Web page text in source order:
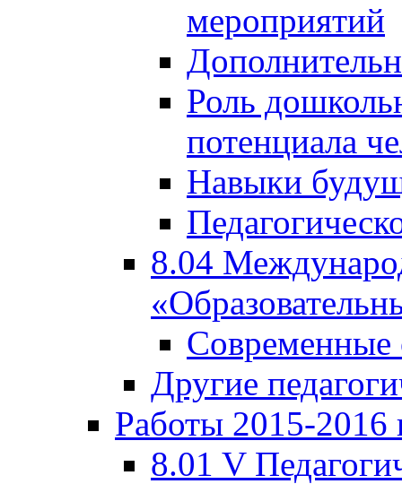
мероприятий
Роль
потенциала
Навыки
8.04
Современные
Другие
Работы 2015-2016
8.01 V